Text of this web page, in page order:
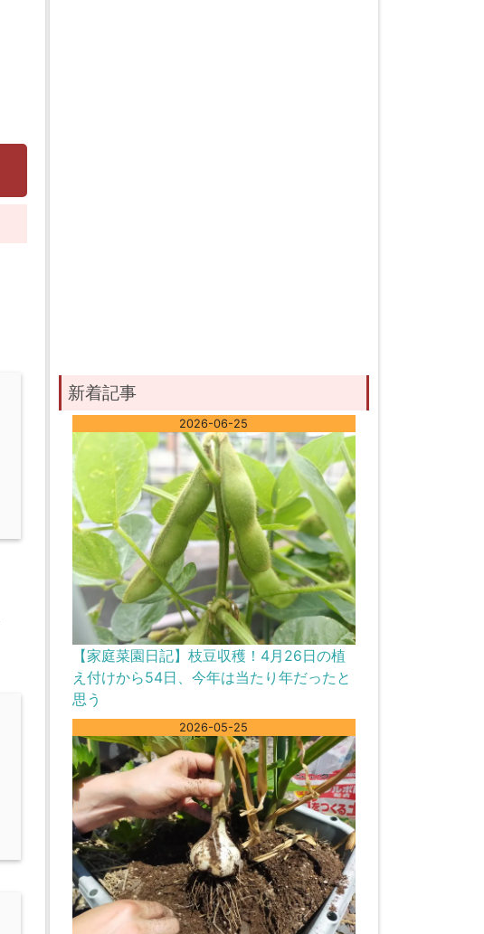
新着記事
2026-06-25
【家庭菜園日記】枝豆収穫！4月26日の植
え付けから54日、今年は当たり年だったと
思う
2026-05-25